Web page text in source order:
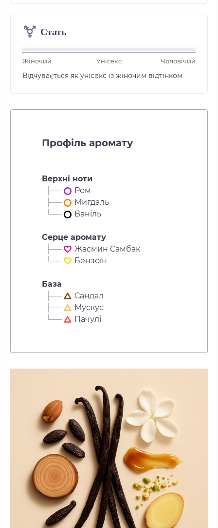
⚧ Стать
Жіночий Унісекс Чоловічий
Відчувається як унісекс із жіночим відтінком
Профіль аромату
Верхні ноти
├──
Ром
├──
Мигдаль
└──
Ваніль
Серце аромату
├──
Жасмин Самбак
└──
Бензоїн
База
├──
Сандал
├──
Мускус
└──
Пачулі